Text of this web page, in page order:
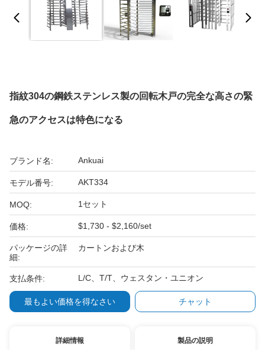
指紋304の鋼鉄ステンレス製の回転木戸の完全な高さの緊
急のアクセスは特色になる
ブランド名: Ankuai
モデル番号: AKT334
MOQ: 1セット
価格: $1,730 - $2,160/set
パッケージの詳
細:
カートンおよび木
支払条件: L/C、T/T、ウェスタン・ユニオン
最もよい価格を得なさい チャット
詳細情報 製品の説明